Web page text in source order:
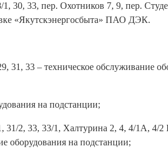
30, 33, пер. Охотников 7, 9, пер.
«Якутскэнергосбыта» ПАО ДЭК.
31, 33 – техническое обслуживание
на подстанции;
31/2, 33, 33/1, Халтурина 2, 4, 4/1А, 4/2
оборудования на подстанции;